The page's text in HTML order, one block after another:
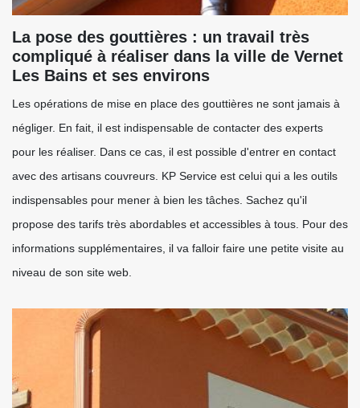
La pose des gouttières : un travail très
compliqué à réaliser dans la ville de Vernet
Les Bains et ses environs
Les opérations de mise en place des gouttières ne sont jamais à
négliger. En fait, il est indispensable de contacter des experts
pour les réaliser. Dans ce cas, il est possible d'entrer en contact
avec des artisans couvreurs. KP Service est celui qui a les outils
indispensables pour mener à bien les tâches. Sachez qu'il
propose des tarifs très abordables et accessibles à tous. Pour des
informations supplémentaires, il va falloir faire une petite visite au
niveau de son site web.